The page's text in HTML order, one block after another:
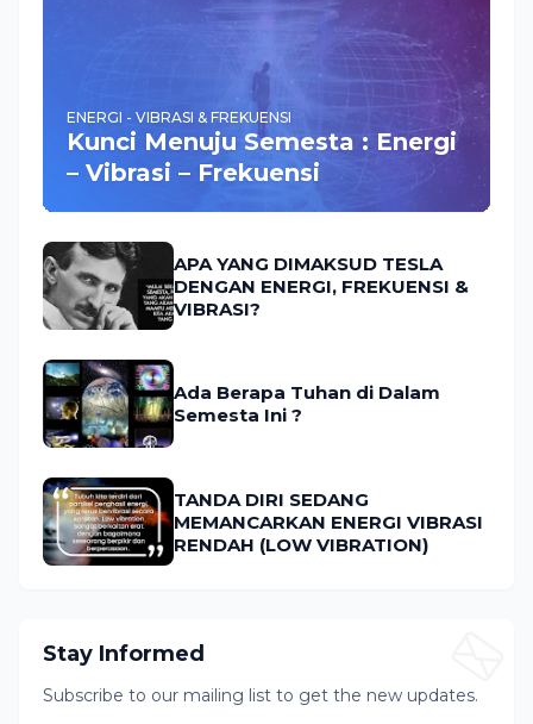
ENERGI - VIBRASI & FREKUENSI
Kunci Menuju Semesta : Energi
– Vibrasi – Frekuensi
APA YANG DIMAKSUD TESLA
DENGAN ENERGI, FREKUENSI &
VIBRASI?
Ada Berapa Tuhan di Dalam
Semesta Ini ?
TANDA DIRI SEDANG
MEMANCARKAN ENERGI VIBRASI
RENDAH (LOW VIBRATION)
Stay Informed
Subscribe to our mailing list to get the new updates.